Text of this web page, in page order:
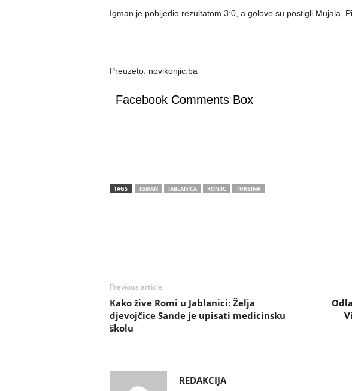
Igman je pobijedio rezultatom 3:0, a golove su postigli Mujala,
Preuzeto: novikonjic.ba
Facebook Comments Box
TAGS IGMAN JABLANICA KONJIC TURBINA
Previous article
Kako žive Romi u Jablanici: Želja
djevojčice Sande je upisati medicinsku
školu
REDAKCIJA